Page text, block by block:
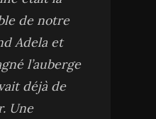
de notre
Adela et
l’auberge
déjà de
Une